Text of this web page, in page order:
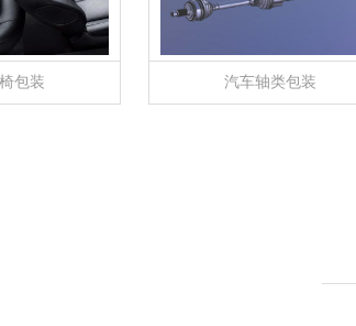
包装 汽车轴类包装